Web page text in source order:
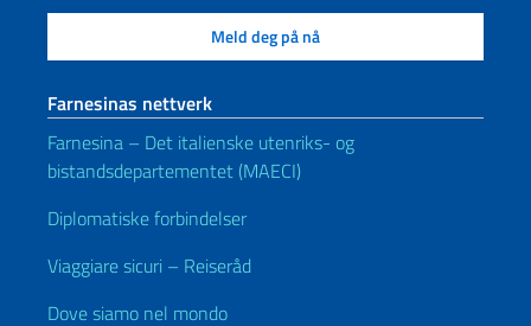
Farnesinas nettverk
Farnesina – Det italienske utenriks- og
bistandsdepartementet (MAECI)
Diplomatiske forbindelser
Viaggiare sicuri – Reiseråd
Dove siamo nel mondo